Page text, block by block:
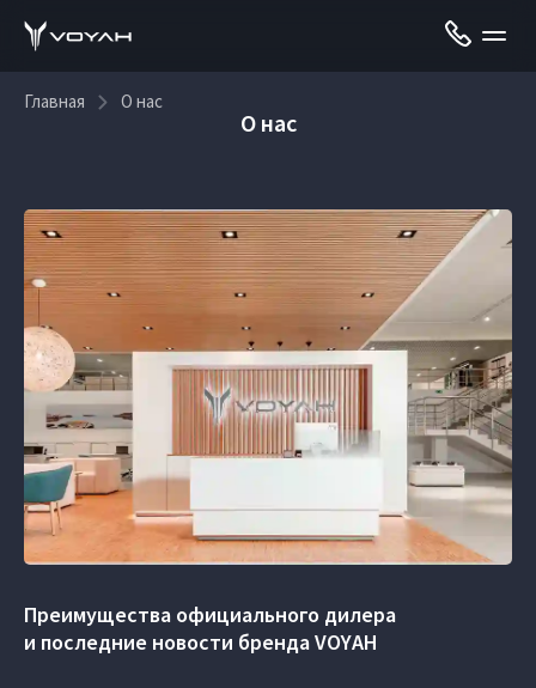
Главная О нас
О нас
Преимущества официального дилера
и последние новости бренда VOYAH